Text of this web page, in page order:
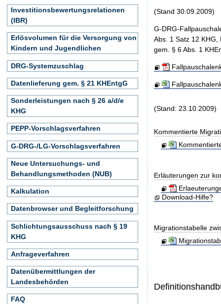
(Stand 30.09.2009)
G-DRG-
Abs. 1 Satz 12
gem. § 6 Abs. 1
(Stand: 23.10.2009)
Kommentierte
Erläuterungen zur
Download-Hilfe?
Migrationstabelle
Investitionsbewertungsrelationen
(IBR)
Erlösvolumen für die Versorgung von
Kindern und Jugendlichen
DRG-Systemzuschlag
Datenlieferung gem. § 21 KHEntgG
Sonderleistungen nach § 26 a/d/e
KHG
PEPP-Vorschlagsverfahren
G-DRG-/LG-Vorschlagsverfahren
Neue Untersuchungs- und
Behandlungsmethoden (NUB)
Kalkulation
Datenbrowser und Begleitforschung
Schlichtungsausschuss nach § 19
KHG
Anfrageverfahren
Datenübermittlungen der
Landesbehörden
FAQ